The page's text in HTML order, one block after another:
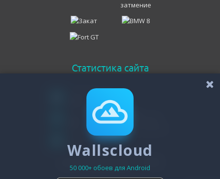
Статистика сайта
Онлайн всего
Гостей
Пользователей
3
Зарегистрировано - 19482
Wallscloud
50 000+ обоев для Android